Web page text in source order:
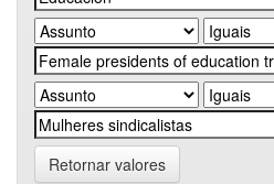
Retornar valores